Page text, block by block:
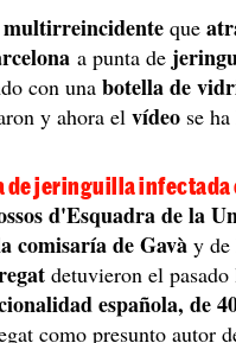
que
a punta de
con unabotella de
y ahora elvídeo se
de jeringuilla infectada
d'Esquadra de la
comisaría de Gavà y
detuvieron el
española, de
como presunto autor